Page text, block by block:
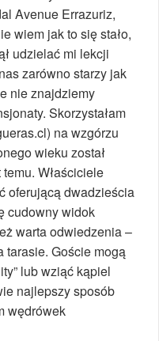
Avenue Errazuriz,
wiem jak to się stało,
udzielać mi lekcji
zarówno starzy jak
nie znajdziemy
Skorzystałam
na wzgórzu
wieku został
Właściciele
oferującą dwadzieścia
cudowny widok
warta odwiedzenia –
tarasie. Goście mogą
lub wziąć kąpiel
najlepszy sposób
wędrówek